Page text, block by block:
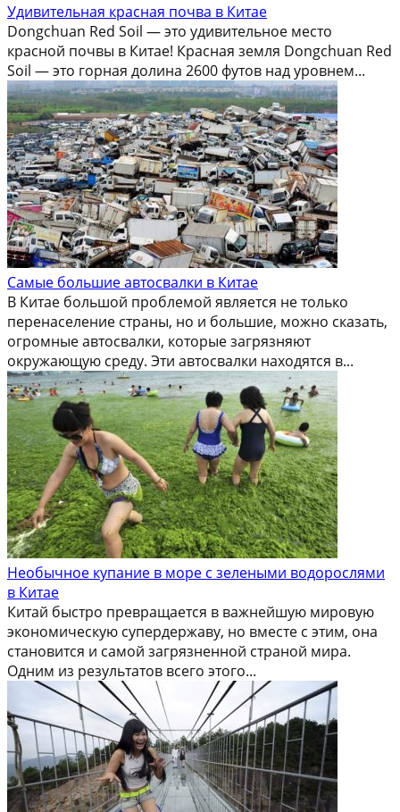
Удивительная красная почва в Китае
Dongchuan Red Soil — это удивительное место
красной почвы в Китае! Красная земля Dongchuan Red
Soil — это горная долина 2600 футов над уровнем...
Самые большие автосвалки в Китае
В Китае большой проблемой является не только
перенаселение страны, но и большие, можно сказать,
огромные автосвалки, которые загрязняют
окружающую среду. Эти автосвалки находятся в...
Необычное купание в море с зелеными водорослями
в Китае
Китай быстро превращается в важнейшую мировую
экономическую супердержаву, но вместе с этим, она
становится и самой загрязненной страной мира.
Одним из результатов всего этого...